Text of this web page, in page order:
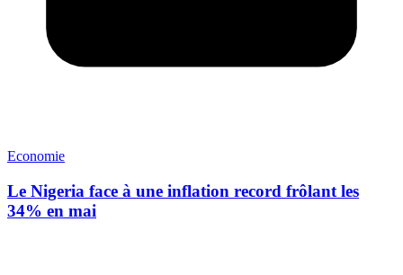
Economie
Le Nigeria face à une inflation record frôlant les
34% en mai